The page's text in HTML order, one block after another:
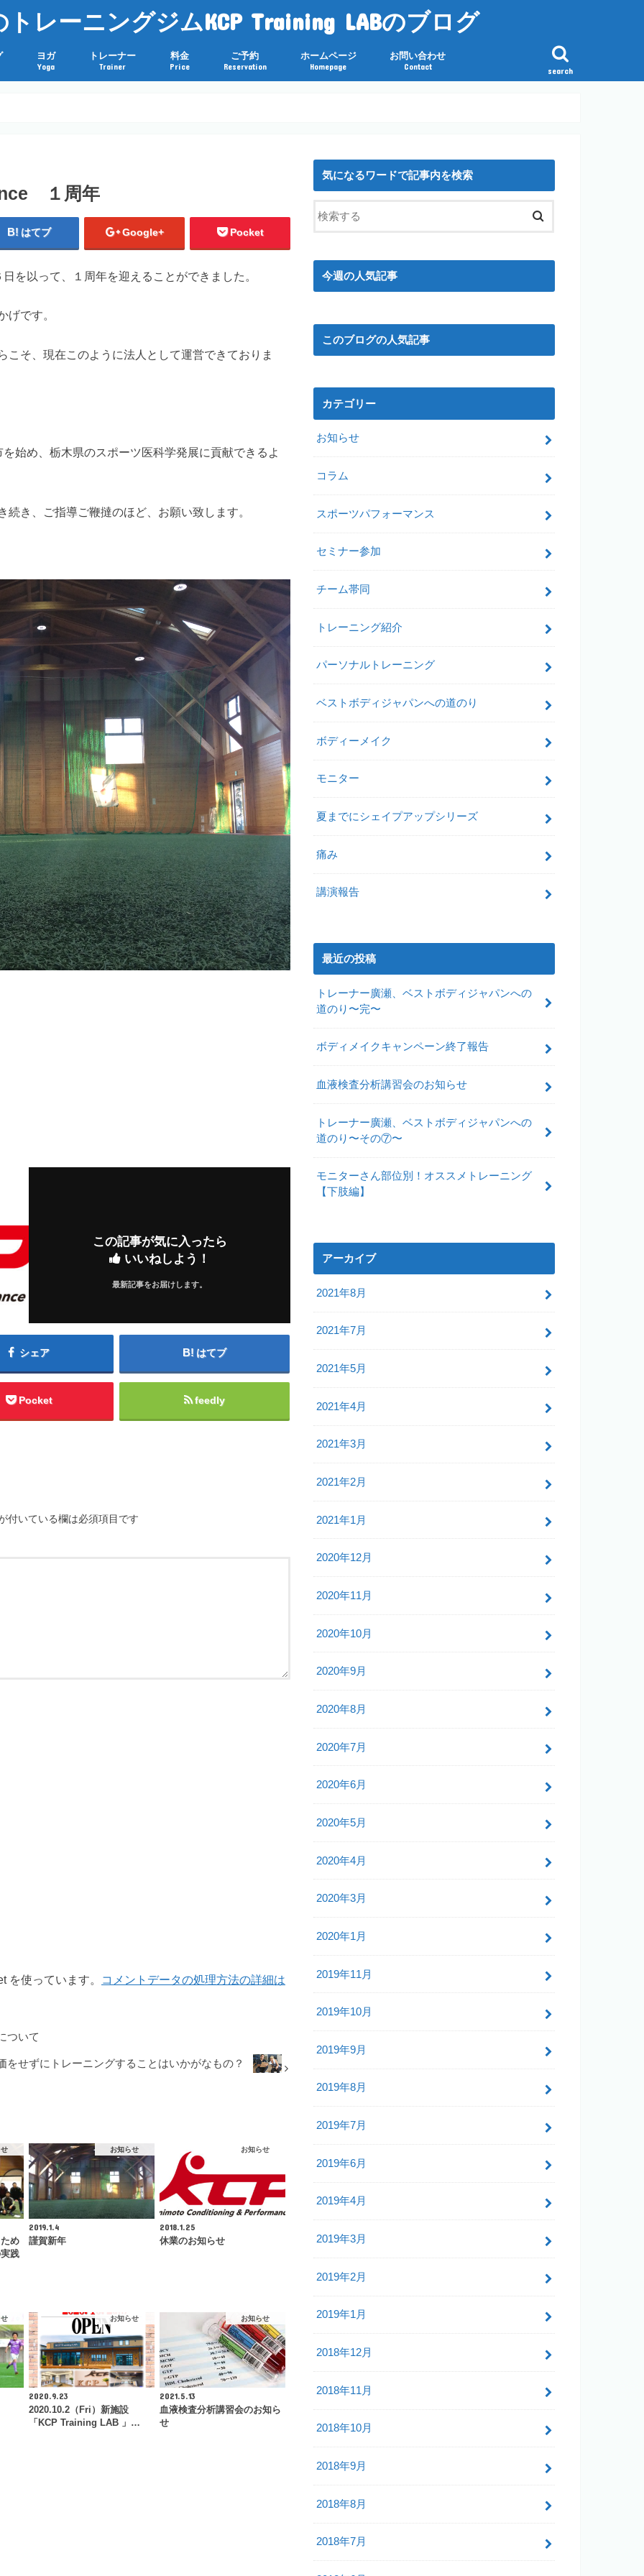
レーニングジムKCP Training LABのブログ
search
ヨガ
Yoga
トレーナー
Trainer
料金
Price
ご予約
Reservation
ホームページ
Homepage
お問い合わせ
Contact
１周年
はてブ Google+ Pocket
を以って、１周年を迎えることができました。
げです。
そ、現在このように法人として運営できておりま
始め、栃木県のスポーツ医科学発展に貢献できるよ
き、ご指導ご鞭撻のほど、お願い致します。
この記事が気に入ったら
いいねしよう！
最新記事をお届けします。
シェア はてブ
Pocket feedly
付いている欄は必須項目です
を使っています。 コメントデータの処理方法の詳細は
ついて
をせずにトレーニングすることはいかがなもの？
め
践
お知らせ
2019.1.4
謹賀新年
お知らせ
2018.1.25
休業のお知らせ
お知らせ
2020.9.23
2020.10.2（Fri）新施設
「KCP Training LAB 」…
お知らせ
2021.5.13
血液検査分析講習会のお知ら
せ
気になるワードで記事内を検索
今週の人気記事
このブログの人気記事
カテゴリー
お知らせ
コラム
スポーツパフォーマンス
セミナー参加
チーム帯同
トレーニング紹介
パーソナルトレーニング
ベストボディジャパンへの道のり
ボディーメイク
モニター
夏までにシェイプアップシリーズ
痛み
講演報告
最近の投稿
トレーナー廣瀬、ベストボディジャパンへの
道のり〜完〜
ボディメイクキャンペーン終了報告
血液検査分析講習会のお知らせ
トレーナー廣瀬、ベストボディジャパンへの
道のり〜その⑦〜
モニターさん部位別！オススメトレーニング
【下肢編】
アーカイブ
2021年8月
2021年7月
2021年5月
2021年4月
2021年3月
2021年2月
2021年1月
2020年12月
2020年11月
2020年10月
2020年9月
2020年8月
2020年7月
2020年6月
2020年5月
2020年4月
2020年3月
2020年1月
2019年11月
2019年10月
2019年9月
2019年8月
2019年7月
2019年6月
2019年4月
2019年3月
2019年2月
2019年1月
2018年12月
2018年11月
2018年10月
2018年9月
2018年8月
2018年7月